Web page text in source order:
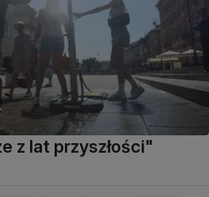
z lat przyszłości"